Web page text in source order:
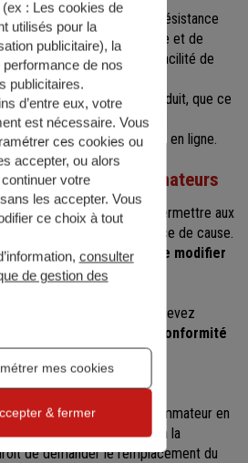
essentielscomme : la résistance
la facilité de la maintenance et de
garantie commerciale, la facilité de
pièces détachées...
à proximité du prix du produit, que ce
magasin ou sur les pages
concerné lors des ventes en ligne.
de vos consommateurs
le gouvernement veut permettre aux
produits en connaissance de cause.
cela vous impose de modifier
vous communiquez
que vous vendez, vous devez
de la garantie légale de conformité
client ;
la durée de cette
de 6 mois. Si le consommateur en
que vous ne procédez pas à la
de demander le remplacement du
(ex : Les cookies de
utilisés pour la
publicitaire), la
de nos
publicitaires.
d’entre eux, votre
est nécessaire. Vous
ces cookies ou
accepter, ou alors
votre
les accepter. Vous
ce choix à tout
consulter
de gestion des
mes cookies
& fermer